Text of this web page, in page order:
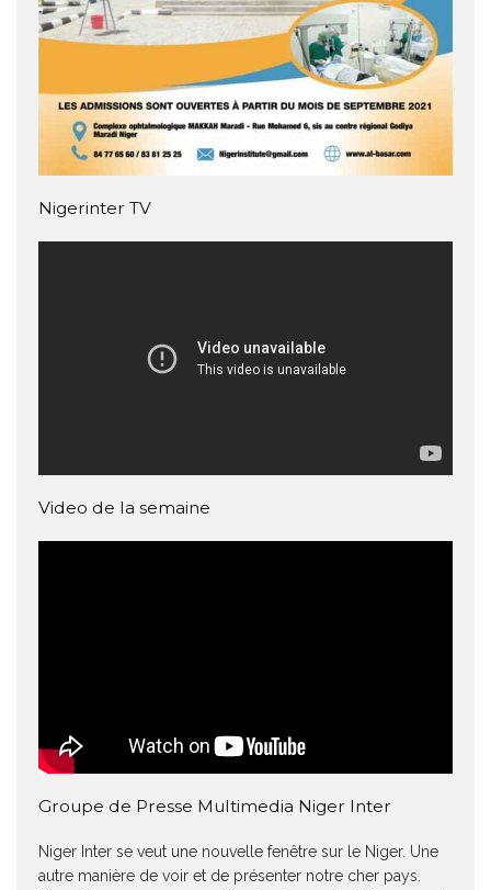
Nigerinter TV
Video de la semaine
Groupe de Presse Multimedia Niger Inter
Niger Inter se veut une nouvelle fenêtre sur le Niger. Une
autre manière de voir et de présenter notre cher pays.